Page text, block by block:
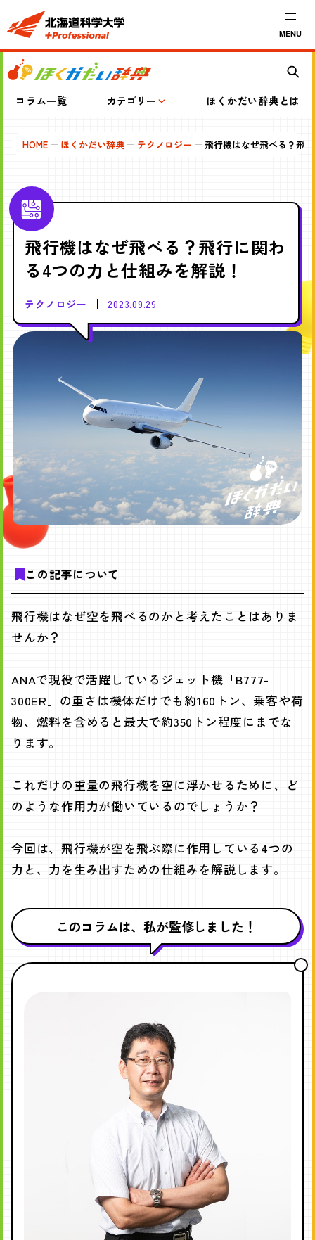
MENU
コラム一覧 カテゴリー ほくかだい辞典とは
HOME ほくかだい辞典 テクノロジー 飛行機はなぜ飛べる？飛
飛行機はなぜ飛べる？飛行に関わ
る4つの力と仕組みを解説！
テクノロジー 2023.09.29
この記事について
飛行機はなぜ空を飛べるのかと考えたことはありま
せんか？
ANAで現役で活躍しているジェット機「B777-
300ER」の重さは機体だけでも約160トン、乗客や荷
物、燃料を含めると最大で約350トン程度にまでな
ります。
これだけの重量の飛行機を空に浮かせるために、ど
のような作用力が働いているのでしょうか？
今回は、飛行機が空を飛ぶ際に作用している4つの
力と、力を生み出すための仕組みを解説します。
このコラムは、私が監修しました！